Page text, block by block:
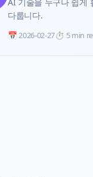
AI 기술을 누구나 쉽게
다룹니다.
📅2026-02-27⏱️ 5 min